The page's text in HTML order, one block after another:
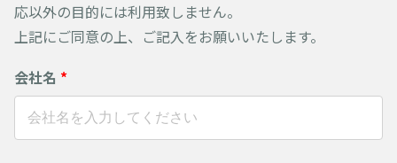
応以外の目的には利用致しません。
上記にご同意の上、ご記入をお願いいたします。
会社名 *